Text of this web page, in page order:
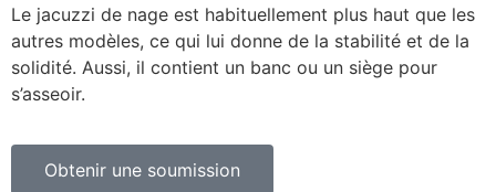
Le jacuzzi de nage est habituellement plus haut que les
autres modèles, ce qui lui donne de la stabilité et de la
solidité. Aussi, il contient un banc ou un siège pour
s’asseoir.
Obtenir une soumission